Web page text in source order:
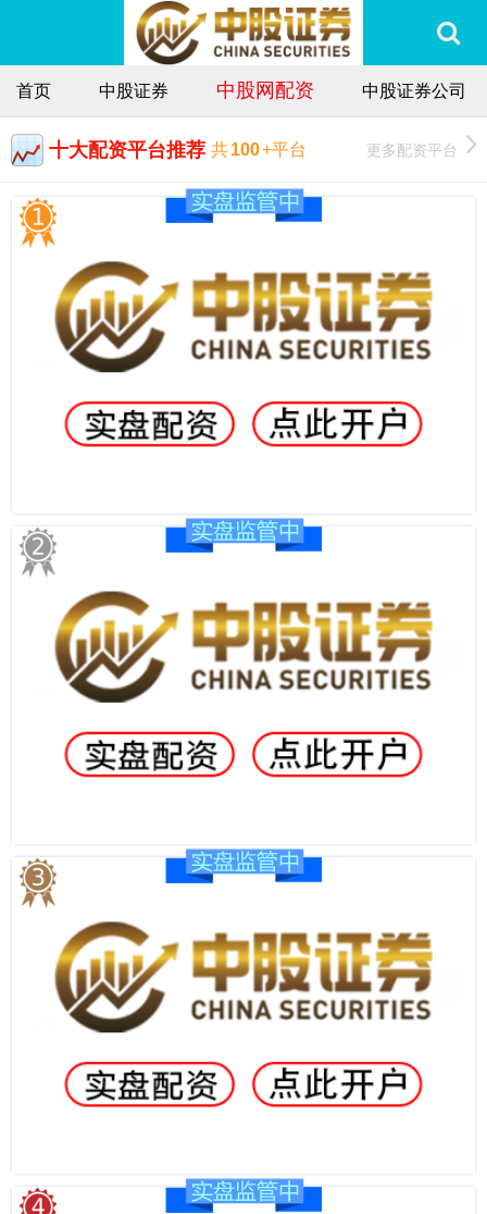
首页 中股证券 中股网配资 中股证券公司
十大配资平台推荐 共100+平台 更多配资平台